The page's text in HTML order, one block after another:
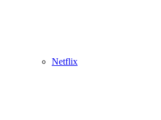
Netflix